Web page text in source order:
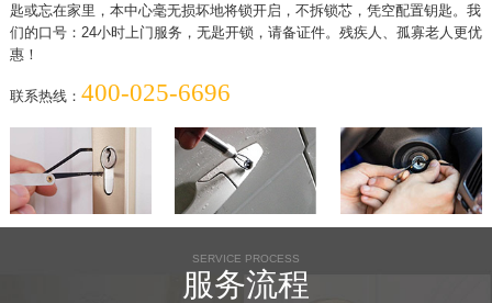
匙或忘在家里，本中心毫无损坏地将锁开启，不拆锁芯，凭空配置钥匙。我
们的口号：24小时上门服务，无匙开锁，请备证件。残疾人、孤寡老人更优
惠！
联系热线： 400-025-6696
SERVICE PROCESS
服务流程